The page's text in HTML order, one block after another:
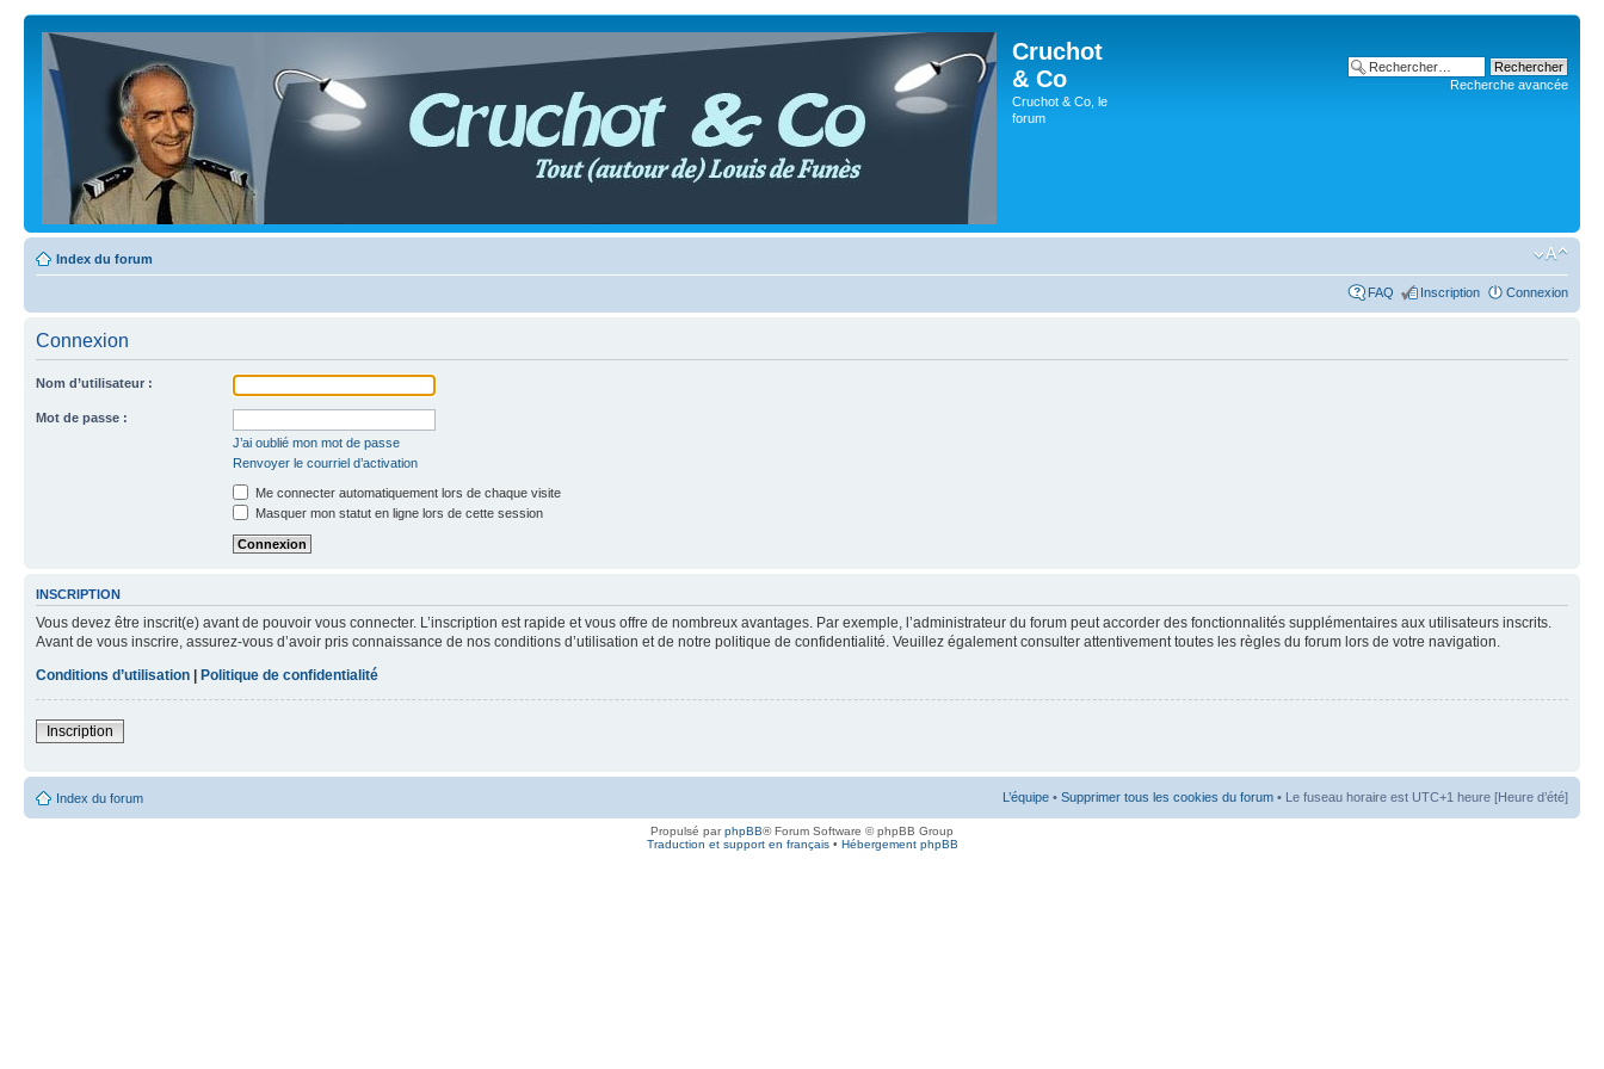
Cruchot
& Co
Cruchot & Co, le
forum
Recherche avancée
Index du forum
FAQ Inscription Connexion
Connexion
Nom d’utilisateur :
Mot de passe :
J’ai oublié mon mot de passe
Renvoyer le courriel d’activation
Me connecter automatiquement lors de chaque visite
Masquer mon statut en ligne lors de cette session
INSCRIPTION
Vous devez être inscrit(e) avant de pouvoir vous connecter. L’inscription est rapide et vous offre de nombreux avantages. Par exemple, l’administrateur du forum peut accorder des fonctionnalités supplémentaires aux utilisateurs inscrits.
Avant de vous inscrire, assurez-vous d’avoir pris connaissance de nos conditions d’utilisation et de notre politique de confidentialité. Veuillez également consulter attentivement toutes les règles du forum lors de votre navigation.
Conditions d’utilisation | Politique de confidentialité
Inscription
Index du forum L’équipe • Supprimer tous les cookies du forum • Le fuseau horaire est UTC+1 heure [Heure d’été]
Propulsé parphpBB® Forum Software © phpBB Group
Traduction et support en français• Hébergement phpBB